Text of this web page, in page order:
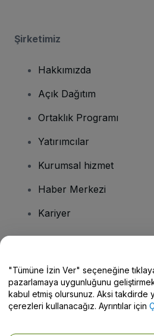
Şirketimiz
Hakkımızda
Açık Dağıtım
Ortaklık Programı
Yatırımcılar
Kurumsal hizmet
Haber Merkezi
Kariyer
Yardım Merkezi / Bize
"Tümüne İzin Ver" seçeneğine
pazarlamaya uygunluğunu
kabul etmiş olursunuz. Aksi takdirde
çerezleri kullanacağız. Ayrıntılar için